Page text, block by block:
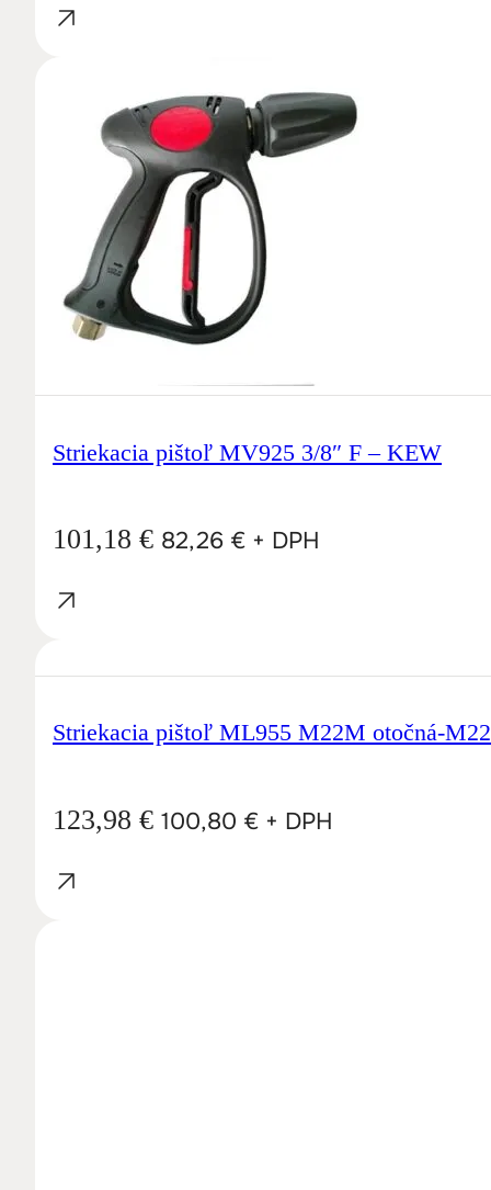
Striekacia pištoľ MV925 3/8″ F – KEW
101,18 € 82,26 € + DPH
Striekacia pištoľ ML955 M22M otočná-
123,98 € 100,80 € + DPH